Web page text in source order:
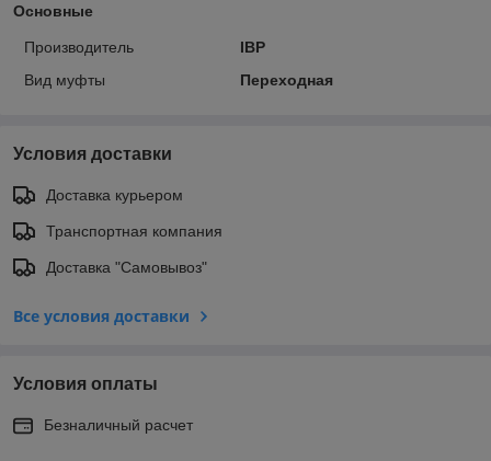
Основные
Производитель
IBP
Вид муфты
Переходная
Условия доставки
Доставка курьером
Транспортная компания
Доставка "Самовывоз"
Все условия доставки
Условия оплаты
Безналичный расчет